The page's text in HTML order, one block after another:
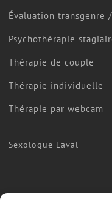
Évaluation transgenre
Psychothérapie
Thérapie de couple
Thérapie individuelle
Thérapie par webcam
Sexologue Laval